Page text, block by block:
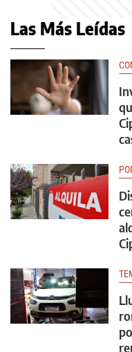
Las Más Leídas